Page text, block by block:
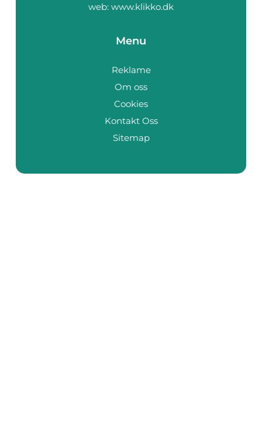
web: www.klikko.dk
Menu
Reklame
Om oss
Cookies
Kontakt Oss
Sitemap